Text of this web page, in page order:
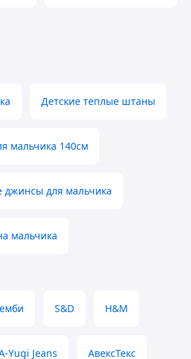
Детские теплые штаны
мальчика 140см
джинсы для мальчика
мальчика
S&D H&M
Yugi Jeans АвексТекс